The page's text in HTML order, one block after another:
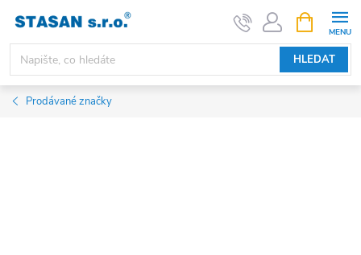
obsah
HLEDAT
NÁKUPNÍ
KOŠÍK
Prodávané značky